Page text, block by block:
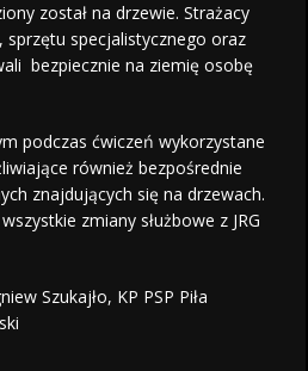
został na drzewie. Strażacy
sprzętu specjalistycznego oraz
bezpiecznie na ziemię osobę
podczas ćwiczeń wykorzystane
również bezpośrednie
znajdujących się na drzewach.
zmiany służbowe z JRG
Szukajło, KP PSP Piła